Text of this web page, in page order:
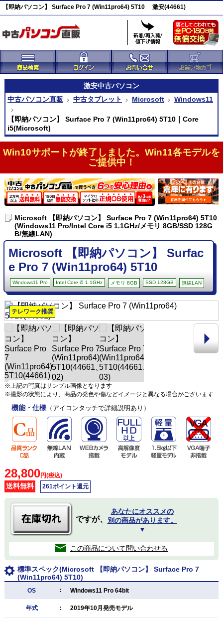
【即納パソコン】 Surface Pro 7 (Win11pro64) 5T10 激安(44661)
激安中古パソコン
中古パソコン直販
中古タブレット Microsoft Windows11
【即納パソコン】 Surface Pro 7 (Win11pro64) 5T10｜Core
i5(Microsoft)
Win10サポートが終了しました。Win11各モデルを
ご提供中！
Microsoft 【即納パソコン】 Surface Pro 7 (Win11pro64) 5T10
(Windows11 Pro/Intel Core i5 1.1GHz/メモリ 8GB/SSD 128G
B/無線LAN)
Microsoft 【即納パソコン】 Surfac
e Pro 7 (Win11pro64) 5T10
Windows11 Pro Intel Core i5 1.1GHz メモリ 8GB SSD 128GB 無線LAN
テレワーク推奨
※上記の写真はサンプル画像となります
※撮影の状態により、商品の発色や傷などイメージと異なる場合がございます
機能・仕様（アイコンタッチで詳細説明あり）
28,800円(税込)
送料無料 261ポイント還元
ですが、
あなたにオススメの
別の商品があります。
▼
この商品について問い合わせる
標準スペック(Microsoft 【即納パソコン】 Surface Pro 7
(Win11pro64) 5T10)
OS ： Windows11 Pro 64bit
年式 ： 2019年10月発売モデル